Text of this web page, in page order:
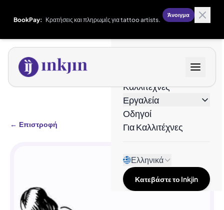
BookPay: Κρατήσεις και πληρωμές για tattoo artists.
Άνοιγμα
Καλλιτέχνες
Εργαλεία
Οδηγοί
Για Καλλιτέχνες
Ελληνικά
Κατεβάστε το Inkjin
← Επιστροφή